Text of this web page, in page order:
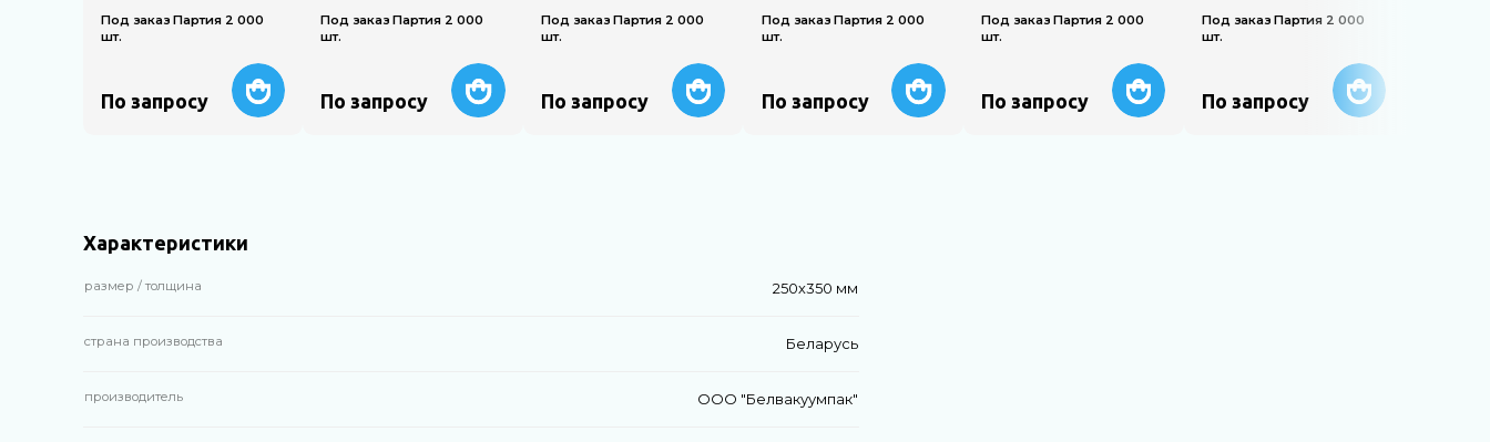
Под заказ Партия 2 000
шт.
По запросу
Под заказ Партия 2 000
шт.
По запросу
Под заказ Партия 2 000
шт.
По запросу
Под заказ Партия 2 000
шт.
По запросу
Под заказ Партия 2 000
шт.
По запросу
Под заказ Партия 2 000
шт.
По запросу
Характеристики
размер / толщина 250х350 мм
страна производства Беларусь
производитель ООО "Белвакуумпак"